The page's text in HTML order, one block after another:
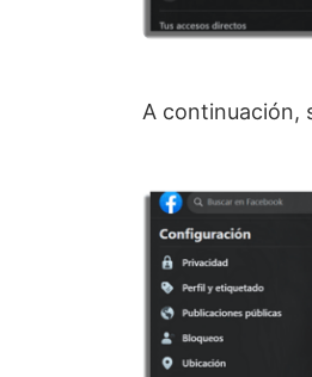
A continuación,